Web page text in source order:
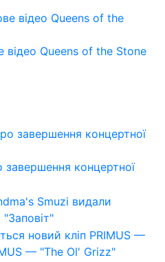
Queens of the Stone
концертної
— "The Ol' Grizz"